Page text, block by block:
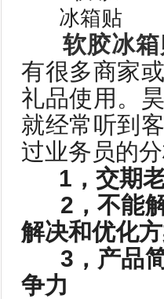
软胶冰
有很多商家
礼品使用。
就经常听到
过业务员的
1 ，交期
2 ，不能
解决和优化
3 ，产品
争力